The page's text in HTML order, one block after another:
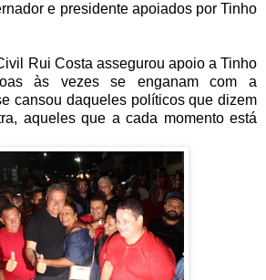
e presidente apoiados por Tinho
Rui Costa assegurou apoio a Tinho
às vezes se enganam com a
cansou daqueles políticos que dizem
aqueles que a cada momento está